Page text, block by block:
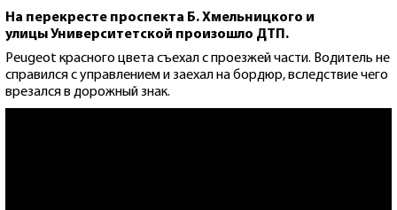
На перекресте проспекта Б. Хмельницкого и
улицы Университетской произошло ДТП.
Peugeot красного цвета съехал с проезжей части. Водитель не
справился с управлением и заехал на бордюр, вследствие чего
врезался в дорожный знак.